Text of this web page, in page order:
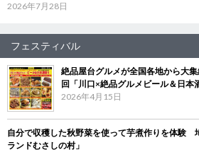
2026年7月28日
フェスティバル
絶品屋台グルメが全国各地から大
回「川口×絶品グルメビール＆日本
2026年4月15日
自分で収穫した秋野菜を使って芋煮作りを体験
ランドむさしの村」